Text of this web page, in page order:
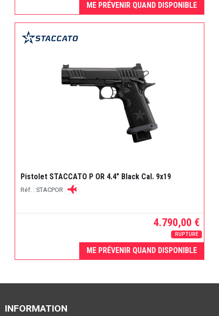
ME PRÉVENIR QUAND DISPONIBLE
Pistolet STACCATO P OR 4.4" Black Cal. 9x19
Réf. : STACPOR
4.790,00 €
RUPTURE
ME PRÉVENIR QUAND DISPONIBLE
INFORMATION